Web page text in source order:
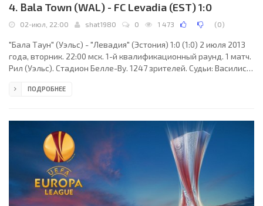
4. Bala Town (WAL) - FC Levadia (EST) 1:0
02-июл, 22:00 shat1980 0 1 473 (0)
"Бала Таун" (Уэльс) - "Левадия" (Эстония) 1:0 (1:0) 2 июля 2013
года, вторник. 22:00 мск. 1-й квалификационный раунд. 1 матч.
Рил (Уэльс). Стадион Белле-Ву. 1247 зрителей. Судьи: Василис
Кипр). Резервный: Костас Псевдиотис (Кипр). "Бала Таун":
Джонс (к), Иан Шеридан (Пол Льюис, 90), Тони Дэвис (Льюис
Кодлинг, 46), Стивен Браун,
ПОДРОБНЕЕ